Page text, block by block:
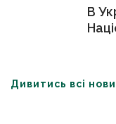
В
Дивитись всі